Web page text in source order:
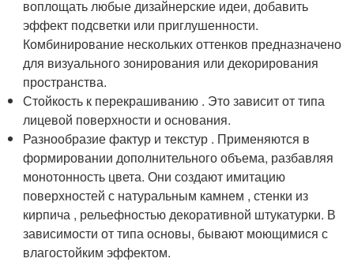
воплощать любые дизайнерские идеи, добавить
эффект подсветки или приглушенности.
Комбинирование нескольких оттенков предназначено
для визуального зонирования или декорирования
пространства.
Стойкость к перекрашиванию . Это зависит от типа
лицевой поверхности и основания.
Разнообразие фактур и текстур . Применяются в
формировании дополнительного объема, разбавляя
монотонность цвета. Они создают имитацию
поверхностей с натуральным камнем , стенки из
кирпича , рельефностью декоративной штукатурки. В
зависимости от типа основы, бывают моющимися с
влагостойким эффектом.